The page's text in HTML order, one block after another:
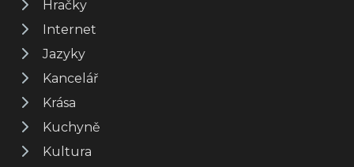
Hračky
Internet
Jazyky
Kancelář
Krása
Kuchyně
Kultura